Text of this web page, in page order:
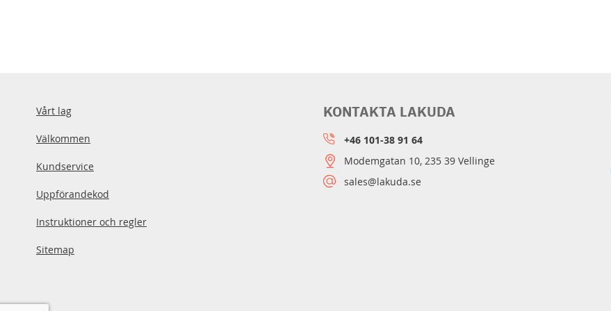
Vårt lag
Välkommen
Kundservice
Uppförandekod
Instruktioner och regler
Sitemap
KONTAKTA LAKUDA
+46 101-38 91 64
Modemgatan 10, 235 39 Vellinge
sales@lakuda.se